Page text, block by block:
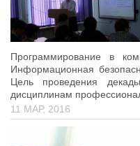
Личный кабинет
Расписание учебных
Коллективные
Библиотека
Студенческий совет
Программирование в
Информационная
Цель проведения
дисциплинам
11 МАР, 2016